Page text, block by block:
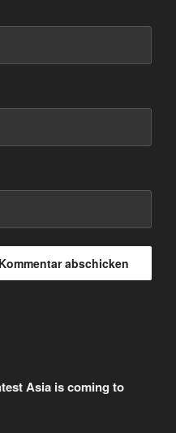
Asia is coming to